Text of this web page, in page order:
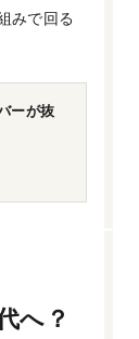
みで回る
ーが抜
へ？